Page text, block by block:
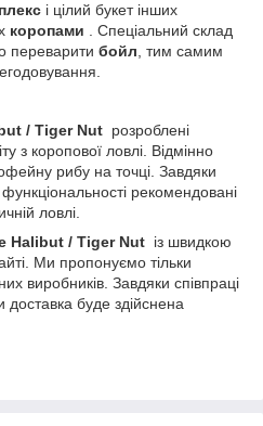
і цілий букет інших
коропами . Спеціальний склад
переварити бойл, тим самим
/ Tiger Nut розроблені
з коропової ловлі. Відмінно
рибу на точці. Завдяки
рекомендовані
ловлі.
Halibut / Tiger Nut із швидкою
Ми пропонуємо тільки
виробників. Завдяки співпраці
буде здійснена